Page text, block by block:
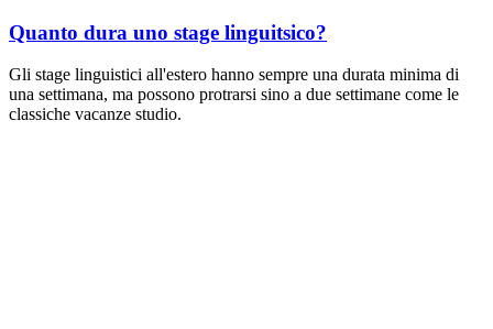
Quanto dura uno stage linguitsico?
Gli stage linguistici all'estero hanno sempre una durata minima di
una settimana, ma possono protrarsi sino a due settimane come le
classiche vacanze studio.